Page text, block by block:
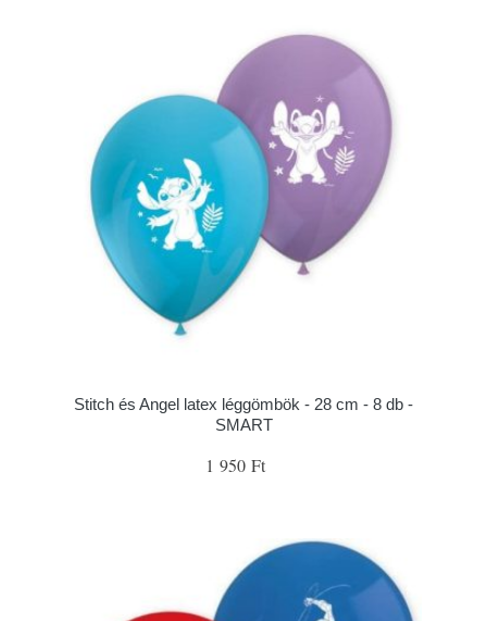
Stitch és Angel latex léggömbök - 28 cm - 8 db -
SMART
1 950 Ft